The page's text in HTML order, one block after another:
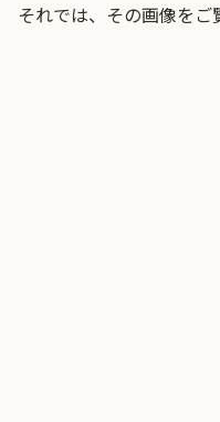
それでは、その画像をご